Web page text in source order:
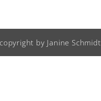
by Janine Schmidt